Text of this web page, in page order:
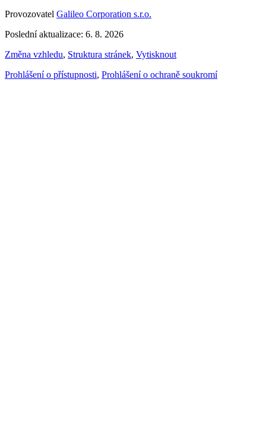
Provozovatel Galileo Corporation s.r.o.
Poslední aktualizace: 6. 8. 2026
Změna vzhledu, Struktura stránek, Vytisknout
Prohlášení o přístupnosti, Prohlášení o ochraně soukromí